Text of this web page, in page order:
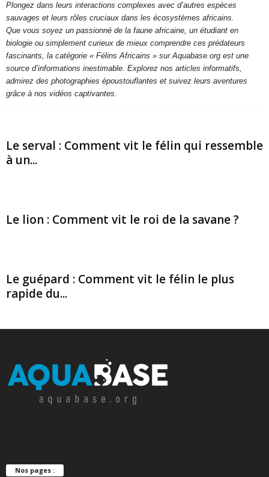
Plongez dans leurs interactions complexes avec d’autres espèces
sauvages et leurs rôles cruciaux dans les écosystèmes africains.
Que vous soyez un passionné de la faune africaine, un étudiant en
biologie ou simplement curieux de mieux comprendre ces prédateurs
fascinants, la catégorie « Félins Africains » sur Aquabase.org est une
source d’informations inestimable. Explorez nos articles informatifs,
admirez des photographies époustouflantes et suivez leurs aventures
grâce à nos vidéos captivantes.
Le serval : Comment vit le félin qui ressemble
à un...
Le lion : Comment vit le roi de la savane ?
Le guépard : Comment vit le félin le plus
rapide du...
Nos pages :